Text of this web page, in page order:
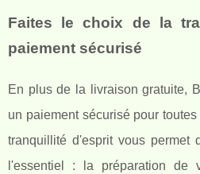
Faites le choix de la
paiement sécurisé
En plus de la livraison gratuite,
un paiement sécurisé pour
tranquillité d'esprit vous permet
l'essentiel : la préparation de